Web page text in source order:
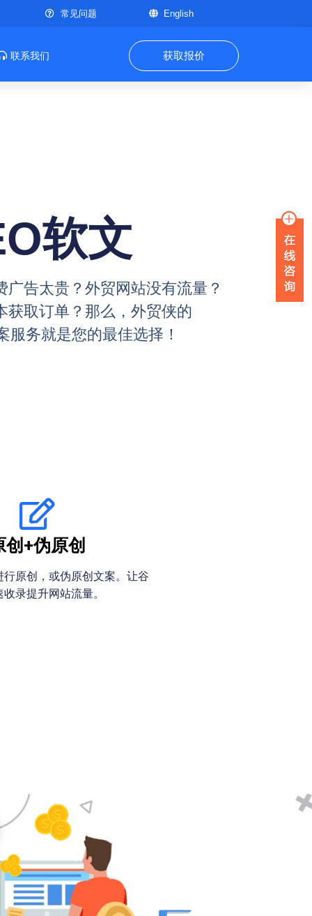
常见问题 English
联系我们 获取报价
软文
广告太贵？外贸网站没有流量？
获取订单？那么，外贸侠的
服务就是您的最佳选择！
创+伪原创
行原创，或伪原创文案。让谷
录提升网站流量。